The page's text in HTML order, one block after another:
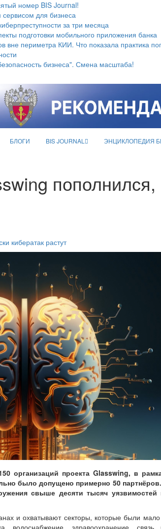
номер BIS Journal!
сервисом для бизнеса
за три месяца
подготовки мобильного приложения банка
вне периметра КИИ. Что показала практика
бизнеса". Смена масштаба!
БЛОГИ BIS JOURNAL ЭНЦИКЛОПЕДИЯ
пополнился,
кибератак растут
организаций проекта Glasswing, в
было допущено примерно 50
свыше десяти тысяч
и охватывают секторы, которые были